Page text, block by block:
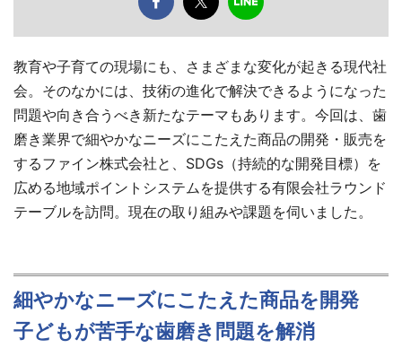
教育や子育ての現場にも、さまざまな変化が起きる現代社
会。そのなかには、技術の進化で解決できるようになった
問題や向き合うべき新たなテーマもあります。今回は、歯
磨き業界で細やかなニーズにこたえた商品の開発・販売を
するファイン株式会社と、SDGs（持続的な開発目標）を
広める地域ポイントシステムを提供する有限会社ラウンド
テーブルを訪問。現在の取り組みや課題を伺いました。
細やかなニーズにこたえた商品を開発
子どもが苦手な歯磨き問題を解消